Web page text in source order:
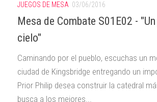
JUEGOS DE MESA 03/06/2016
Mesa de Combate S01E02 -
cielo"
Caminando por el pueblo, escuchas un
ciudad de Kingsbridge entregando un
Prior Philip desea construir la catedral
busca a los mejores...